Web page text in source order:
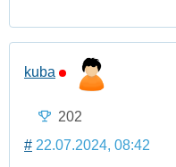
kuba
202
# 22.07.2024, 08:42